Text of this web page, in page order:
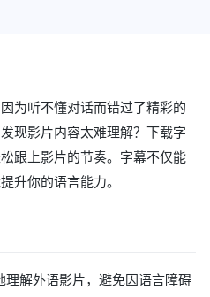
为听不懂对话而错过了精彩的
现影片内容太难理解？下载字
跟上影片的节奏。字幕不仅能
升你的语言能力。
理解外语影片，避免因语言障碍